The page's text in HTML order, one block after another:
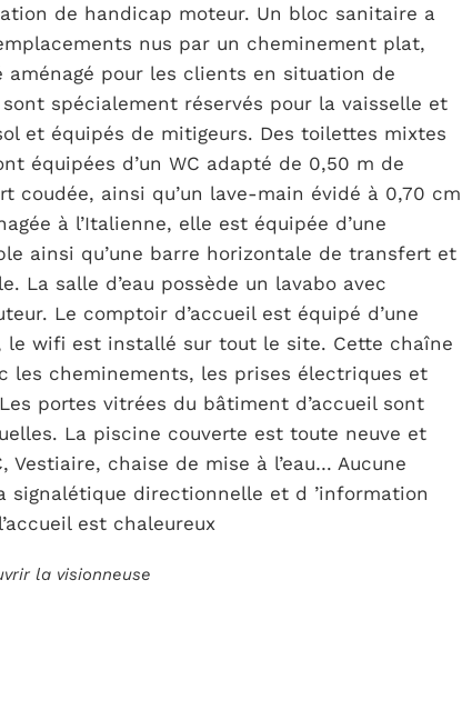
de handicap moteur. Un bloc sanitaire a
nus par un cheminement plat,
aménagé pour les clients en situation de
spécialement réservés pour la vaisselle et
et équipés de mitigeurs. Des toilettes mixtes
équipées d’un WC adapté de 0,50 m de
coudée, ainsi qu’un lave-main évidé à 0,70 cm
à l’Italienne, elle est équipée d’une
ainsi qu’une barre horizontale de transfert et
La salle d’eau possède un lavabo avec
Le comptoir d’accueil est équipé d’une
le wifi est installé sur tout le site. Cette chaîne
les cheminements, les prises électriques et
portes vitrées du bâtiment d’accueil sont
La piscine couverte est toute neuve et
Vestiaire, chaise de mise à l’eau… Aucune
signalétique directionnelle et d ’information
est chaleureux
la visionneuse